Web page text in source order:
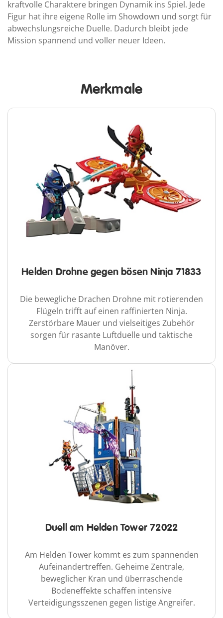
kraftvolle Charaktere bringen Dynamik ins Spiel. Jede
Figur hat ihre eigene Rolle im Showdown und sorgt für
abwechslungsreiche Duelle. Dadurch bleibt jede
Mission spannend und voller neuer Ideen.
Merkmale
Helden Drohne gegen bösen Ninja 71833
Die bewegliche Drachen Drohne mit rotierenden
Flügeln trifft auf einen raffinierten Ninja.
Zerstörbare Mauer und vielseitiges Zubehör
sorgen für rasante Luftduelle und taktische
Manöver.
Duell am Helden Tower 72022
Am Helden Tower kommt es zum spannenden
Aufeinandertreffen. Geheime Zentrale,
beweglicher Kran und überraschende
Bodeneffekte schaffen intensive
Verteidigungsszenen gegen listige Angreifer.